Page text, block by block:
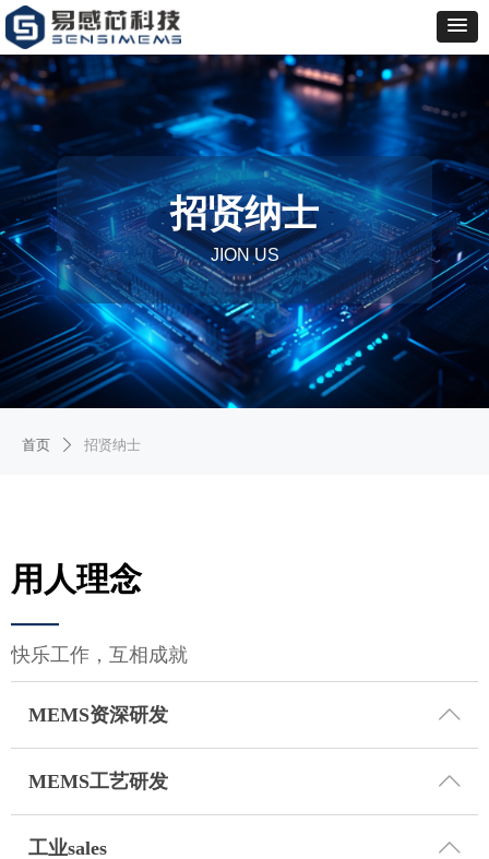
招贤纳士
JION US
首页 ꄲ 招贤纳士
用人理念
——
快乐工作，互相成就
MEMS资深研发 ꄱ
MEMS工艺研发 ꄱ
工业sales ꄱ